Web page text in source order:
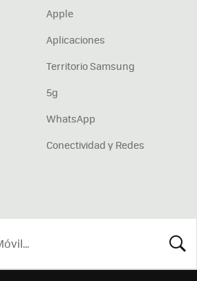
Apple
Aplicaciones
Territorio Samsung
5g
WhatsApp
Conectividad y Redes